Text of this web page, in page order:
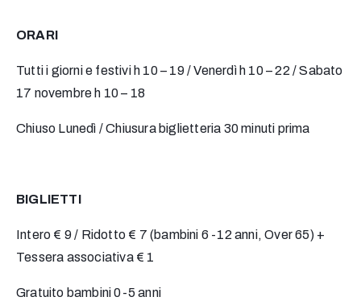
ORARI
Tutti i giorni e festivi h 10 – 19 / Venerdì h 10 – 22 / Sabato
17 novembre h 10 – 18
Chiuso Lunedì / Chiusura biglietteria 30 minuti prima
BIGLIETTI
Intero € 9 / Ridotto € 7 (bambini 6 -12 anni, Over 65) +
Tessera associativa € 1
Gratuito bambini 0-5 anni